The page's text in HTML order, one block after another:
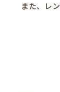
また、レ